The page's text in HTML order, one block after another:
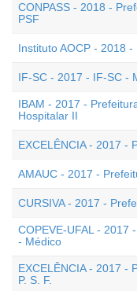
CONPASS - 2018 -
PSF
Instituto AOCP - 2018
IF-SC - 2017 - IF-SC -
IBAM - 2017 -
Hospitalar II
EXCELÊNCIA - 2017 -
AMAUC - 2017 -
CURSIVA - 2017 -
COPEVE-UFAL - 2017
- Médico
EXCELÊNCIA - 2017 -
P. S. F.